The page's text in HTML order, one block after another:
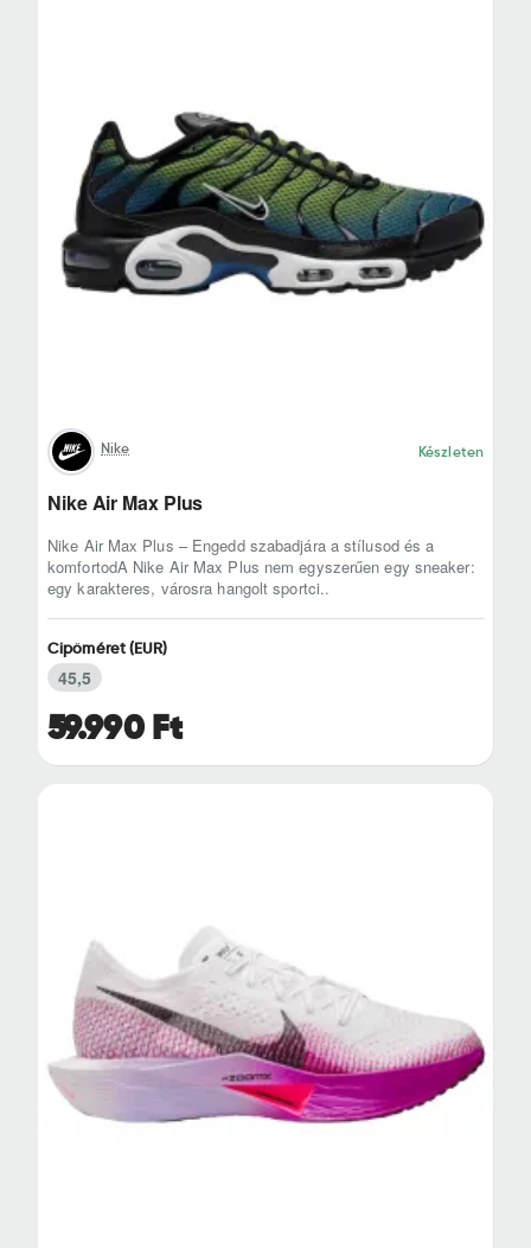
Nike Készleten
Nike Air Max Plus
Nike Air Max Plus – Engedd szabadjára a stílusod és a
komfortodA Nike Air Max Plus nem egyszerűen egy sneaker:
egy karakteres, városra hangolt sportci..
59.990 Ft
Cipőméret (EUR)
45,5